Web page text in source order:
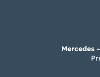
Mercedes